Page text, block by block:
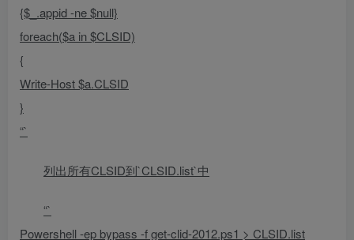
{$_.appid -ne $null}
foreach($a in $CLSID)
{
Write-Host $a.CLSID
}
“`
列出所有CLSID到`CLSID.list`中
“`
Powershell -ep bypass -f get-clid-2012.ps1 > CLSID.list